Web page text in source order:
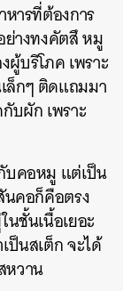
ารที่ต้องการ
ย่างทงคัตสึหมู
ผู้บริโภคเพราะ
ล็กๆติดแถมมา
กับผักเพราะ
บคอหมู แต่เป็น
คอก็คือตรง
ชั้นเนื้อเยอะ
ป็นสเต็กจะได้
หวาน